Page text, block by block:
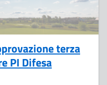
terza
PI Difesa